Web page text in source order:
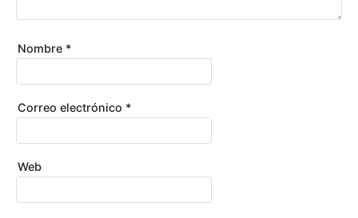
S
Nombre *
Correo electrónico *
Web